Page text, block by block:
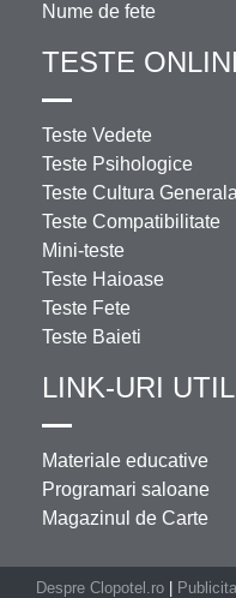
Nume de fete
TESTE
Teste Vedete
Teste Psihologice
Teste Cultura Generala
Teste Compatibilitate
Mini-teste
Teste Haioase
Teste Fete
Teste Baieti
LINK-URI
Materiale educative
Programari saloane
Magazinul de Carte
Despre Clopotel.ro